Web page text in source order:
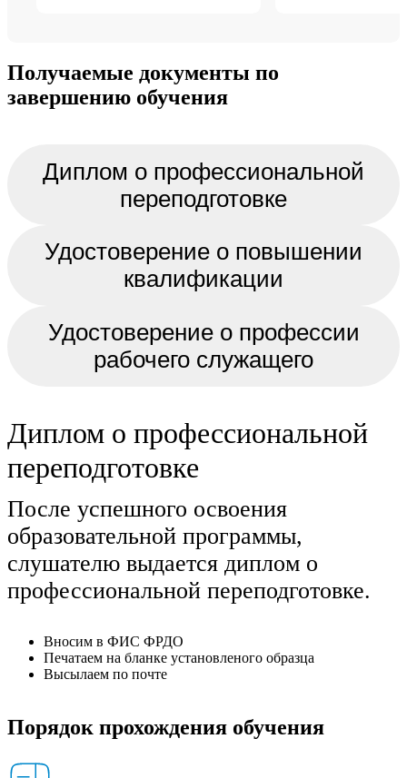
Получаемые документы по
завершению обучения
Диплом о профессиональной
переподготовке
Удостоверение о повышении
квалификации
Удостоверение о профессии
рабочего служащего
Диплом о профессиональной
переподготовке
После успешного освоения
образовательной программы,
слушателю выдается диплом о
профессиональной переподготовке.
Вносим в ФИС ФРДО
Печатаем на бланке установленого образца
Высылаем по почте
Порядок прохождения обучения